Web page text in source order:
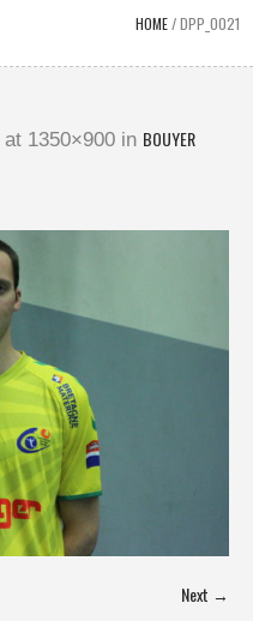
HOME/DPP_0021
at 1350×900 in BOUYER
Next →